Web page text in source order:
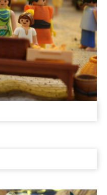
Medio Ambiente
Planeta Rural
Especiales
Política
Galerías